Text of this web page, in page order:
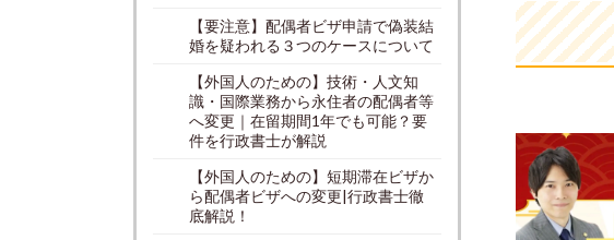
【要注意】配偶者ビザ申請で偽装結
婚を疑われる３つのケースについて
【外国人のための】技術・人文知
識・国際業務から永住者の配偶者等
へ変更｜在留期間1年でも可能？要
件を行政書士が解説
【外国人のための】短期滞在ビザか
ら配偶者ビザへの変更|行政書士徹
底解説！